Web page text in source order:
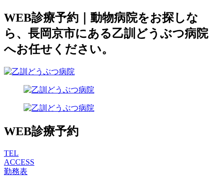
WEB診療予約｜動物病院をお探しな
ら、長岡京市にある乙訓どうぶつ病院
へお任せください。
WEB診療予約
TEL
ACCESS
勤務表